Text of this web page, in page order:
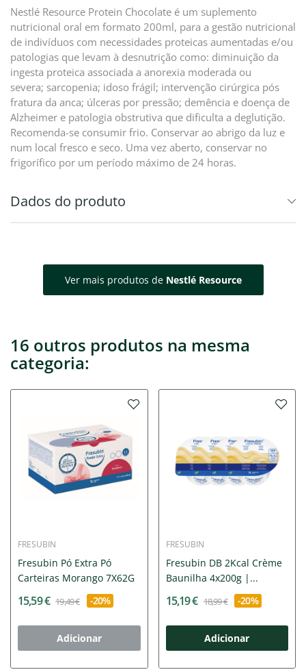
Nestlé Resource Protein Chocolate é um suplemento
nutricional oral em formato 200ml, para a gestão nutricional
de indivíduos com necessidades proteicas aumentadas e/ou
patologias que levam à desnutrição como: diminuição da
ingesta proteica associada a anorexia moderada ou
severa; sarcopenia; idoso frágil; intervenção cirúrgica pós
fratura da anca; úlceras por pressão; demência e doença de
Alzheimer e patologia obstrutiva que dificulta a deglutição.
Recomenda-se consumir frio. Conservar ao abrigo da luz e
num local fresco e seco. Uma vez aberto, conservar no
frigorífico por um período máximo de 24 horas.
Dados do produto
Ver mais produtos de Nestlé Resource
16 outros produtos na mesma
categoria:
FRESUBIN
Fresubin Pó Extra Pó
Carteiras Morango 7X62G
15,59 € 19,49 € -20%
Adicionar
FRESUBIN
Fresubin DB 2Kcal Crème
Baunilha 4x200g |...
15,19 € 18,99 € -20%
Adicionar